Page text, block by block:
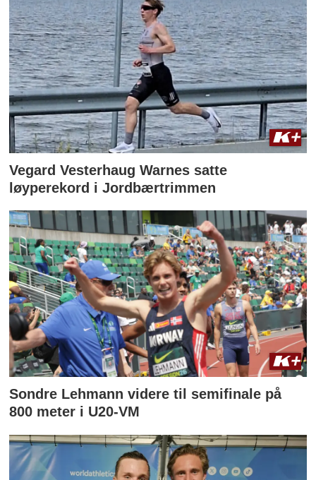
Vegard Vesterhaug Warnes satte
løyperekord i Jordbærtrimmen
Sondre Lehmann videre til semifinale på
800 meter i U20-VM